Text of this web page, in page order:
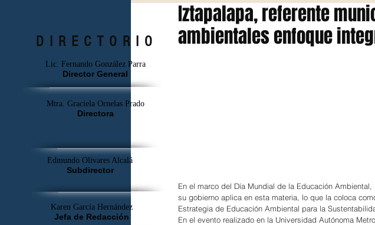
Iztapalapa, referente
ambientales enfoque
En el marco del Día Mundial de la Educación
su gobierno aplica en esta materia, lo que la coloca
Estrategia de Educación Ambiental para la
En el evento realizado en la Universidad Autónoma
DIRECTORIO
Lic. Fernando González Parra
Director General
Mtra. Graciela Ornelas Prado
Directora
Edmundo Olivares Alcalá
Subdirector
Karen García Hernández
Jefa de Redacción